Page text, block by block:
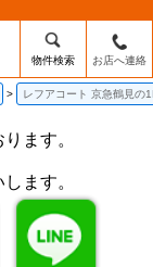
物件検索 お店へ連絡
レフアコート 京急鶴見の
ます。
ます。